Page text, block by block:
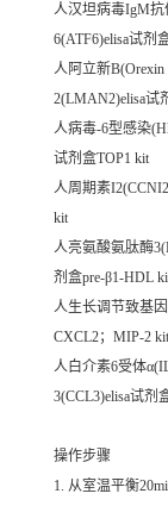
人汉坦病毒IgM
6(ATF6)elisa试剂
人阿立新
2(LMAN2)elisa试
人病毒-6型感染
试剂盒TOP1 kit
人周期素
kit
人亮氨酸氨肽酶
剂盒pre-β1-HDL
人生长调节致基因
CXCL2；MIP-2
人白介素6受体
3(CCL3)elisa试剂
操作步骤
1. 从室温平衡